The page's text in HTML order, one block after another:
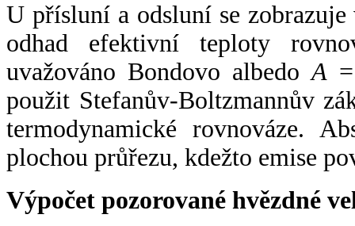
U přísluní a odsluní se
odhad efektivní teploty
uvažováno Bondovo albedoA
použit Stefanův-Boltzmannův
termodynamické rovnováze.
plochou průřezu, kdežto emise
Výpočet pozorované hvězdné